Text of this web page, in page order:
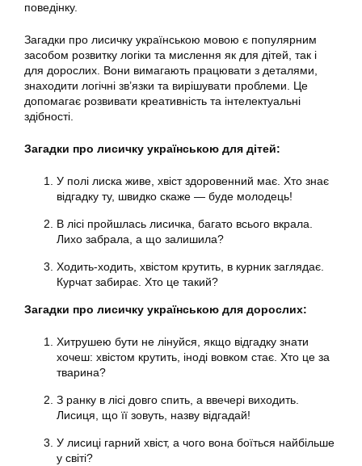
поведінку.
Загадки про лисичку українською мовою є популярним
засобом розвитку логіки та мислення як для дітей, так і
для дорослих. Вони вимагають працювати з деталями,
знаходити логічні зв’язки та вирішувати проблеми. Це
допомагає розвивати креативність та інтелектуальні
здібності.
Загадки про лисичку українською для дітей:
У полі лиска живе, хвіст здоровенний має. Хто знає
відгадку ту, швидко скаже — буде молодець!
В лісі пройшлась лисичка, багато всього вкрала.
Лихо забрала, а що залишила?
Ходить-ходить, хвістом крутить, в курник заглядає.
Курчат забирає. Хто це такий?
Загадки про лисичку українською для дорослих:
Хитрушею бути не лінуйся, якщо відгадку знати
хочеш: хвістом крутить, іноді вовком стає. Хто це за
тварина?
З ранку в лісі довго спить, а ввечері виходить.
Лисиця, що її зовуть, назву відгадай!
У лисиці гарний хвіст, а чого вона боїться найбільше
у світі?